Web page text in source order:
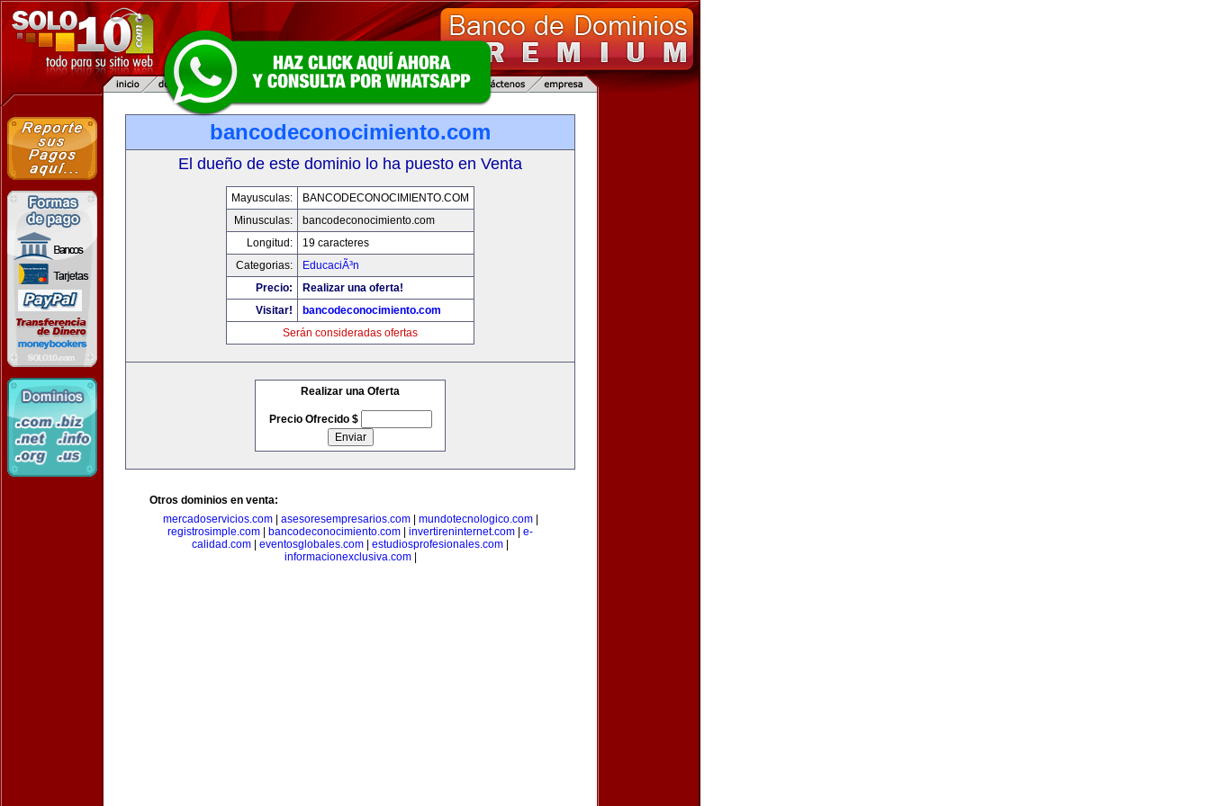
bancodeconocimiento.com
El dueño de este dominio lo ha puesto en Venta
Mayusculas:
BANCODECONOCIMIENTO.COM
Minusculas:
bancodeconocimiento.com
Longitud:
19 caracteres
Categorias:
EducaciÃ³n
Precio:
Realizar una oferta!
Visitar!
bancodeconocimiento.com
Serán consideradas ofertas
Realizar una Oferta
Precio Ofrecido $
Otros dominios en venta:
mercadoservicios.com| asesoresempresarios.com| mundotecnologico.com|
registrosimple.com
bancodeconocimiento.com invertireninternet.com
e-
calidad.com
eventosglobales.com estudiosprofesionales.com
informacionexclusiva.com|